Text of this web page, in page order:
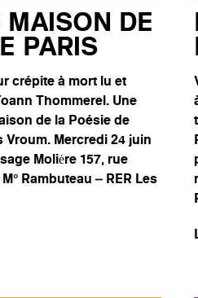
DE
PARIS
crépite à mort lu et
Thommerel. Une
de la Poésie de
Mercredi 24 juin
Moliėre 157, rue
Rambuteau – RER Les